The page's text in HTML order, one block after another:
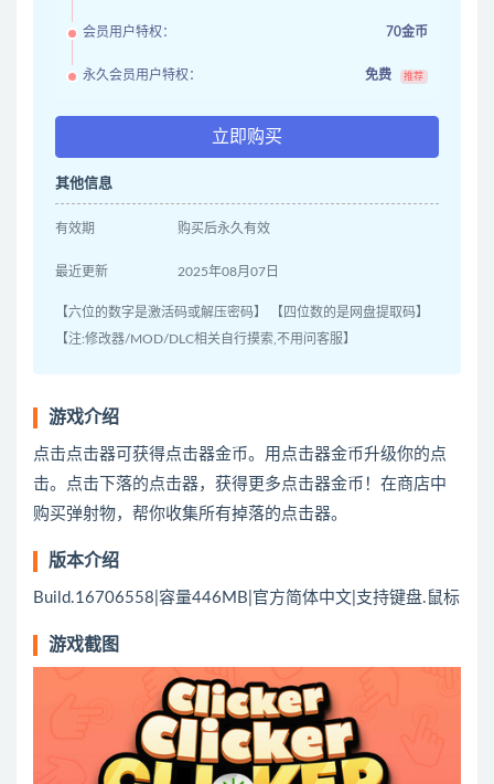
会员用户特权： 70金币
永久会员用户特权： 免费 推荐
立即购买
其他信息
有效期 购买后永久有效
最近更新 2025年08月07日
【六位的数字是激活码或解压密码】 【四位数的是网盘提取码】
【注:修改器/MOD/DLC相关自行摸索,不用问客服】
游戏介绍
点击点击器可获得点击器金币。用点击器金币升级你的点
击。点击下落的点击器，获得更多点击器金币！在商店中
购买弹射物，帮你收集所有掉落的点击器。
版本介绍
Build.16706558|容量446MB|官方简体中文|支持键盘.鼠标
游戏截图